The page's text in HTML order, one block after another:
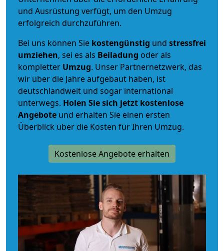
und Ausrüstung verfügt, um den Umzug
erfolgreich durchzuführen.
Bei uns können Sie kostengünstig und stressfrei
umziehen, sei es als Beiladung oder als
kompletter Umzug. Unser Partnernetzwerk, das
wir über die Jahre aufgebaut haben, ist
deutschlandweit und sogar international
unterwegs. Holen Sie sich jetzt kostenlose
Angebote und erhalten Sie einen ersten
Überblick über die Kosten für Ihren Umzug.
Kostenlose Angebote erhalten